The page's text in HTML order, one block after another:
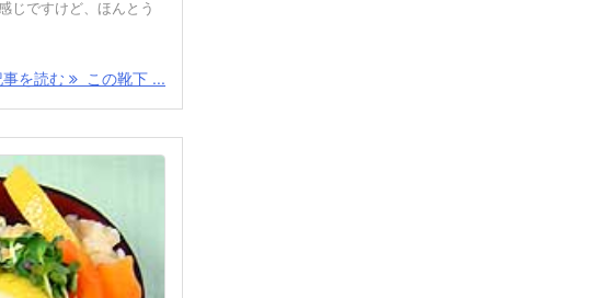
じですけど、ほんとう
事を読む この靴下 ...